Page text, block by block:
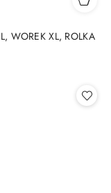
WOREK XL, ROLKA